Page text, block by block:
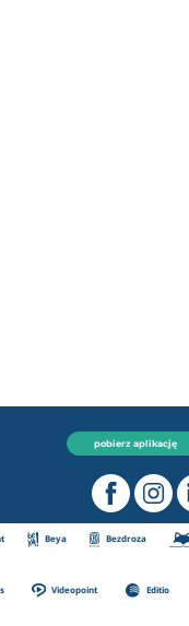
pobierz aplikację
Beya Bezdroza
Videopoint Editio